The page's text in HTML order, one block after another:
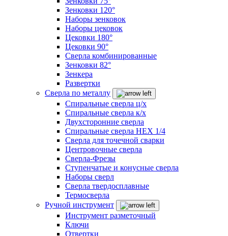
Зенковки 120°
Наборы зенковок
Наборы цековок
Цековки 180°
Цековки 90°
Сверла комбинированные
Зенковки 82°
Зенкера
Развертки
Сверла по металлу
Спиральные сверла ц/х
Спиральные сверла к/х
Двухсторонние сверла
Спиральные сверла HEX 1/4
Сверла для точечной сварки
Центровочные сверла
Сверла-Фрезы
Ступенчатые и конусные сверла
Наборы сверл
Сверла твердосплавные
Термосверла
Ручной инструмент
Инструмент разметочный
Ключи
Отвертки